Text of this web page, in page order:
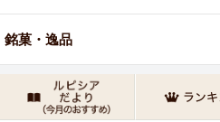
銘菓・逸品